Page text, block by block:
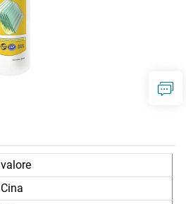
valore
Cina